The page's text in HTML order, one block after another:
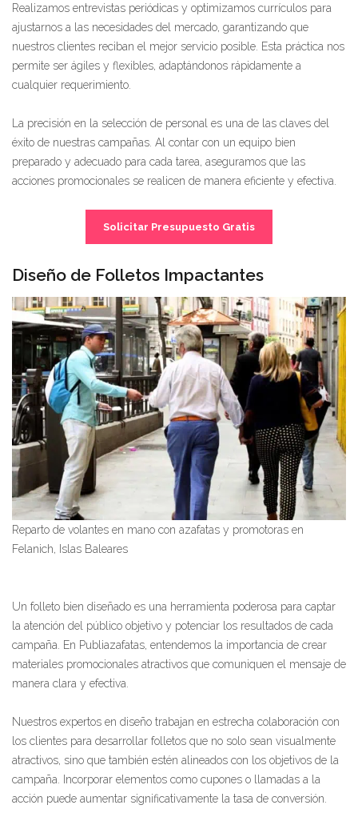
Realizamos entrevistas periódicas y optimizamos currículos para
ajustarnos a las necesidades del mercado, garantizando que
nuestros clientes reciban el mejor servicio posible. Esta práctica nos
permite ser ágiles y flexibles, adaptándonos rápidamente a
cualquier requerimiento.
La precisión en la selección de personal es una de las claves del
éxito de nuestras campañas. Al contar con un equipo bien
preparado y adecuado para cada tarea, aseguramos que las
acciones promocionales se realicen de manera eficiente y efectiva.
Solicitar Presupuesto Gratis
Diseño de Folletos Impactantes
Reparto de volantes en mano con azafatas y promotoras en
Felanich, Islas Baleares
Un folleto bien diseñado es una herramienta poderosa para captar
la atención del público objetivo y potenciar los resultados de cada
campaña. En Publiazafatas, entendemos la importancia de crear
materiales promocionales atractivos que comuniquen el mensaje de
manera clara y efectiva.
Nuestros expertos en diseño trabajan en estrecha colaboración con
los clientes para desarrollar folletos que no solo sean visualmente
atractivos, sino que también estén alineados con los objetivos de la
campaña. Incorporar elementos como cupones o llamadas a la
acción puede aumentar significativamente la tasa de conversión.